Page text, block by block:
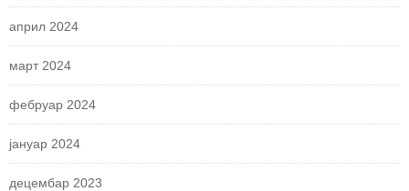
април 2024
март 2024
фебруар 2024
јануар 2024
децембар 2023